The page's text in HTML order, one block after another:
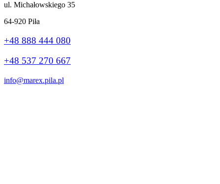
ul. Michałowskiego 35
64-920 Piła
+48 888 444 080
+48 537 270 667
info@marex.pila.pl